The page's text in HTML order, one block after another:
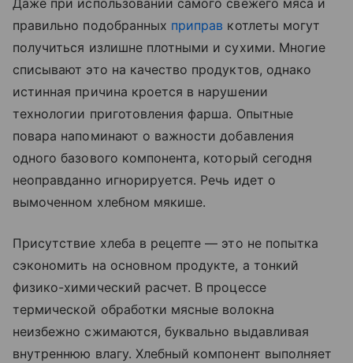
Даже при использовании самого свежего мяса и
правильно подобранных приправ котлеты могут
получиться излишне плотными и сухими. Многие
списывают это на качество продуктов, однако
истинная причина кроется в нарушении
технологии приготовления фарша. Опытные
повара напоминают о важности добавления
одного базового компонента, который сегодня
неоправданно игнорируется. Речь идет о
вымоченном хлебном мякише.
Присутствие хлеба в рецепте — это не попытка
сэкономить на основном продукте, а тонкий
физико-химический расчет. В процессе
термической обработки мясные волокна
неизбежно сжимаются, буквально выдавливая
внутреннюю влагу. Хлебный компонент выполняет